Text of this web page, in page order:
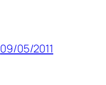
09/05/2011